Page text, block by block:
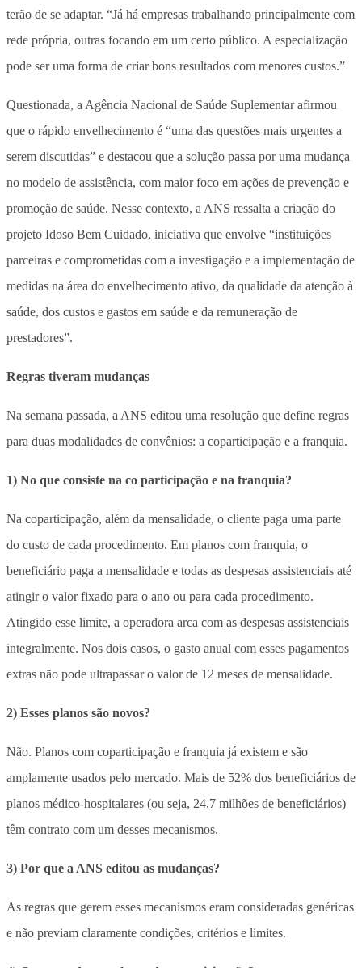
terão de se adaptar. “Já há empresas trabalhando principalmente com
rede própria, outras focando em um certo público. A especialização
pode ser uma forma de criar bons resultados com menores custos.”
Questionada, a Agência Nacional de Saúde Suplementar afirmou
que o rápido envelhecimento é “uma das questões mais urgentes a
serem discutidas” e destacou que a solução passa por uma mudança
no modelo de assistência, com maior foco em ações de prevenção e
promoção de saúde. Nesse contexto, a ANS ressalta a criação do
projeto Idoso Bem Cuidado, iniciativa que envolve “instituições
parceiras e comprometidas com a investigação e a implementação de
medidas na área do envelhecimento ativo, da qualidade da atenção à
saúde, dos custos e gastos em saúde e da remuneração de
prestadores”.
Regras tiveram mudanças
Na semana passada, a ANS editou uma resolução que define regras
para duas modalidades de convênios: a coparticipação e a franquia.
1) No que consiste na co participação e na franquia?
Na coparticipação, além da mensalidade, o cliente paga uma parte
do custo de cada procedimento. Em planos com franquia, o
beneficiário paga a mensalidade e todas as despesas assistenciais até
atingir o valor fixado para o ano ou para cada procedimento.
Atingido esse limite, a operadora arca com as despesas assistenciais
integralmente. Nos dois casos, o gasto anual com esses pagamentos
extras não pode ultrapassar o valor de 12 meses de mensalidade.
2) Esses planos são novos?
Não. Planos com coparticipação e franquia já existem e são
amplamente usados pelo mercado. Mais de 52% dos beneficiários de
planos médico-hospitalares (ou seja, 24,7 milhões de beneficiários)
têm contrato com um desses mecanismos.
3) Por que a ANS editou as mudanças?
As regras que gerem esses mecanismos eram consideradas genéricas
e não previam claramente condições, critérios e limites.